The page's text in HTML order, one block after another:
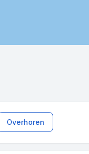
Overhoren